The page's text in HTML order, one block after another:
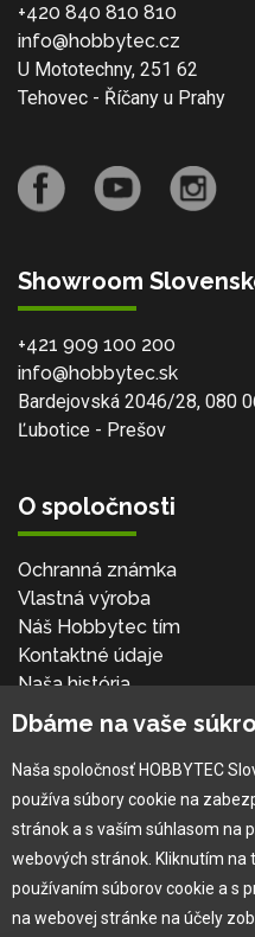
+420 840 810 810
info@hobbytec.cz
U Mototechny, 251 62
Tehovec - Říčany u Prahy
Showroom
+421 909 100 200
info@hobbytec.sk
Bardejovská 2046/28, 080
Ľubotice - Prešov
O spoločnosti
Ochranná známka
Vlastná výroba
Náš Hobbytec tím
Kontaktné údaje
Naša história
Kariéra
Pre zákazníka
Garancia najlepšej ceny
Užívateľský manuál
Obchodné podmienky
Dbáme na vaše
Naša spoločnosť HOBBYTEC
používa súbory cookie na
stránok a s vaším súhlasom na
webových stránok. Kliknutím na
používaním súborov cookie a s
na webovej stránke na účely